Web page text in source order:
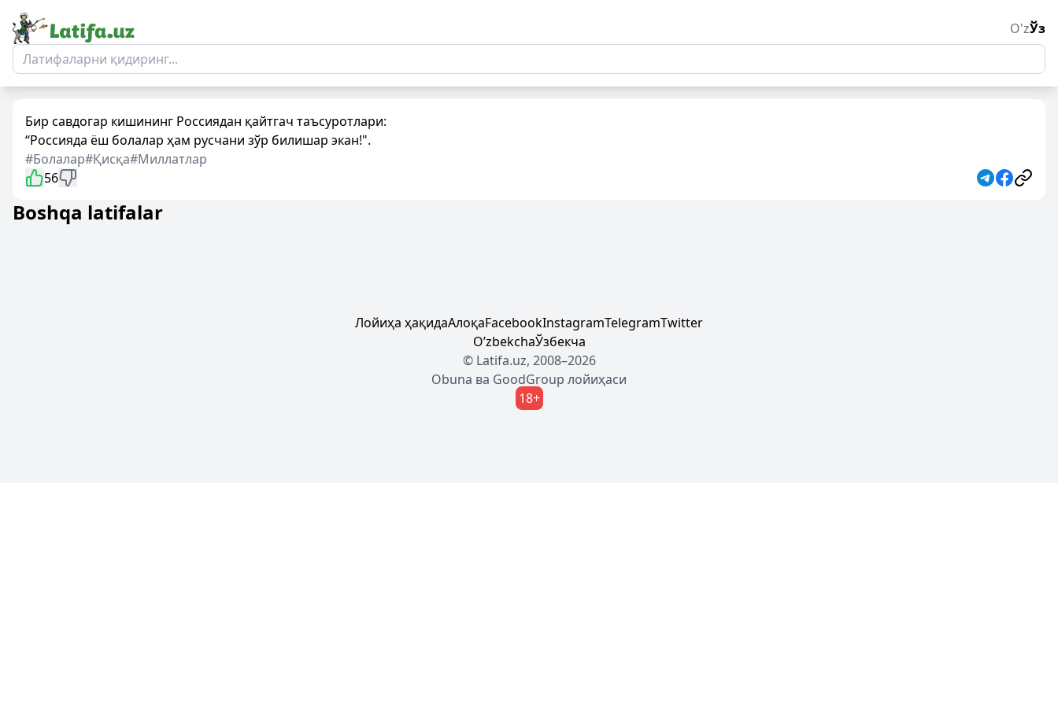
O'zЎз
Бир савдогар кишининг Россиядан қайтгач таъсуротлари:
“Россияда ёш болалар ҳам русчани зўр билишар экан!".
#Болалар#Қисқа#Миллатлар
56
Boshqa latifalar
Лойиҳа ҳақидаАлоқаFacebookInstagramTelegramTwitter
OʼzbekchaЎзбекча
© Latifa.uz, 2008–2026
Obuna ва GoodGroup лойиҳаси
18+